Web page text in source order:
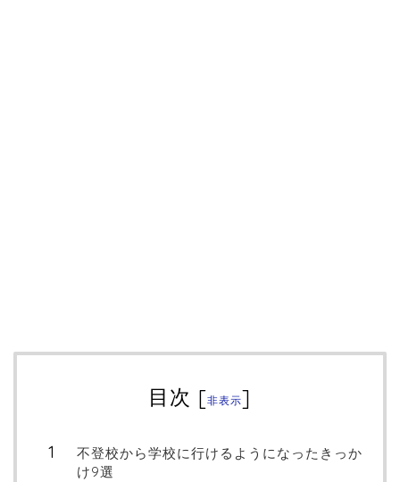
目次 [非表示]
不登校から学校に行けるようになったきっか
け9選